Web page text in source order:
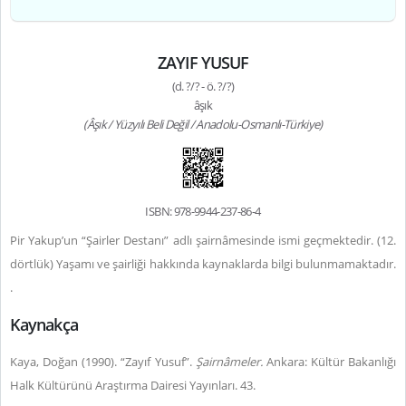
ZAYIF YUSUF
(d. ?/? - ö. ?/?)
âşık
(Âşık / Yüzyılı Beli Değil / Anadolu-Osmanlı-Türkiye)
ISBN: 978-9944-237-86-4
Pir Yakup’un “Şairler Destanı” adlı şairnâmesinde ismi geçmektedir. (12.
dörtlük) Yaşamı ve şairliği hakkında kaynaklarda bilgi bulunmamaktadır.
.
Kaynakça
Kaya, Doğan (1990). “Zayıf Yusuf”. Şairnâmeler.Ankara: Kültür Bakanlığı
Halk Kültürünü Araştırma Dairesi Yayınları. 43.